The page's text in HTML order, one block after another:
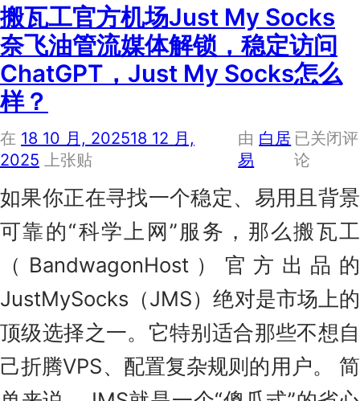
搬瓦工官方机场Just My Socks
奈飞油管流媒体解锁，稳定访问
ChatGPT，Just My Socks怎么
样？
在 18 10 月, 202518 12 月,
2025 上张贴
由 白居
易
搬
瓦
官
方
机
场
Just
My
Socks
奈
飞
油
已关闭评
论
如果你正在寻找一个稳定、易用且背景
可靠的“科学上网”服务，那么搬瓦工
（BandwagonHost）官方出品的
JustMySocks（JMS）绝对是市场上的
顶级选择之一。它特别适合那些不想自
己折腾VPS、配置复杂规则的用户。 简